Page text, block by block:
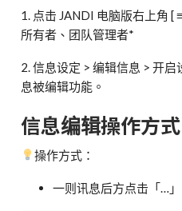
1. 点击 JANDI 电脑版右上角 [
所有者、团队管理者*
2. 信息设定 > 编辑信息 > 开
息被编辑功能。
信息编辑操作方式
操作方式：
一则讯息后方点击「…